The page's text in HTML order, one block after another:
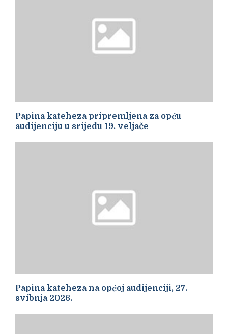
Papina kateheza pripremljena za opću
audijenciju u srijedu 19. veljače
Papina kateheza na općoj audijenciji, 27.
svibnja 2026.